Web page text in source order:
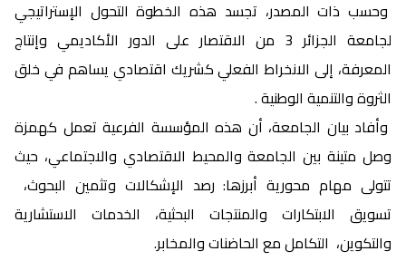
وحسب ذات المصدر، تجسد هذه الخطوة التحول الإستراتيجي
لجامعة الجزائر 3 من الاقتصار على الدور الأكاديمي وإنتاج
المعرفة، إلى الانخراط الفعلي كشريك اقتصادي يساهم في خلق
الثروة والتنمية الوطنية .
وأفاد بيان الجامعة، أن هذه المؤسسة الفرعية تعمل كهمزة
وصل متينة بين الجامعة والمحيط الاقتصادي والاجتماعي، حيث
تتولى مهام محورية أبرزها: رصد الإشكالات وتثمين البحوث،
تسويق الابتكارات والمنتجات البحثية، الخدمات الاستشارية
والتكوين، التكامل مع الحاضنات والمخابر.